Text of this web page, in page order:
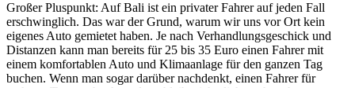
Großer Pluspunkt: Auf Bali ist ein privater Fahrer auf jeden Fall
erschwinglich. Das war der Grund, warum wir uns vor Ort kein
eigenes Auto gemietet haben. Je nach Verhandlungsgeschick und
Distanzen kann man bereits für 25 bis 35 Euro einen Fahrer mit
einem komfortablen Auto und Klimaanlage für den ganzen Tag
buchen. Wenn man sogar darüber nachdenkt, einen Fahrer für